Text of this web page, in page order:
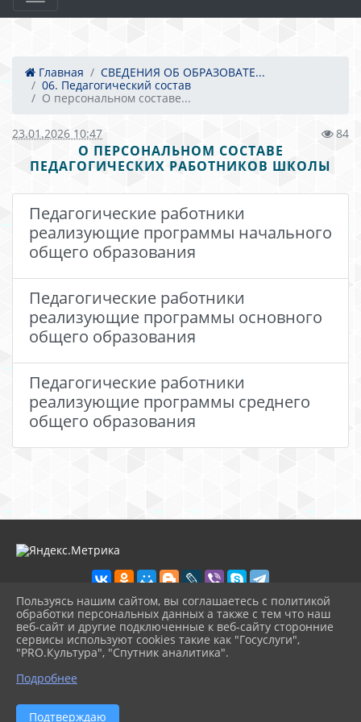
Главная
СВЕДЕНИЯ ОБ ОБРАЗОВАТЕ...
06. Педагогический состав
О персональном составе...
23.01.2026 10:47 84
О ПЕРСОНАЛЬНОМ СОСТАВЕ
ПЕДАГОГИЧЕСКИХ РАБОТНИКОВ ШКОЛЫ
Педагогические работники
реализующие программы начального
общего образования
Педагогические работники
реализующие программы основного
общего образования
Педагогические работники
реализующие программы среднего
общего образования
2026 г. school2shal.ru
Вход
Карта сайта
Политика обработки персональных данных
Сделано на KubCMS
Разработка и поддержка
Пользуясь нашим сайтом, вы соглашаетесь с политикой
обработки персональных данных а также с тем что наш
веб-сайт и другие подключенные к веб-сайту сторонние
сервисы используют cookies такие как "Госуслуги",
"PRO.Культура", "Спутник аналитика".
Подробнее
Подтверждаю